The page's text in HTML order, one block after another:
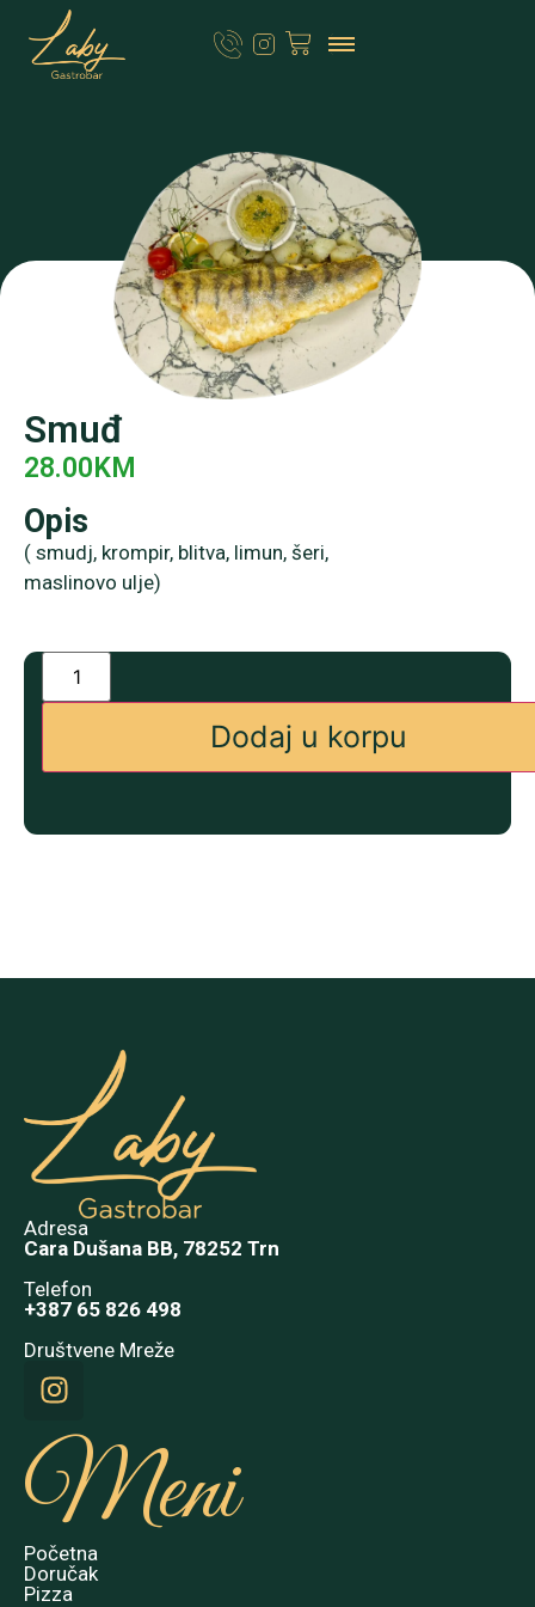
Smuđ
28.00 KM
Opis
( smudj, krompir, blitva, limun, šeri,
maslinovo ulje)
Dodaj u korpu
Adresa
Cara Dušana BB, 78252 Trn
Telefon
+387 65 826 498
Društvene Mreže
Meni
Početna
Doručak
Pizza